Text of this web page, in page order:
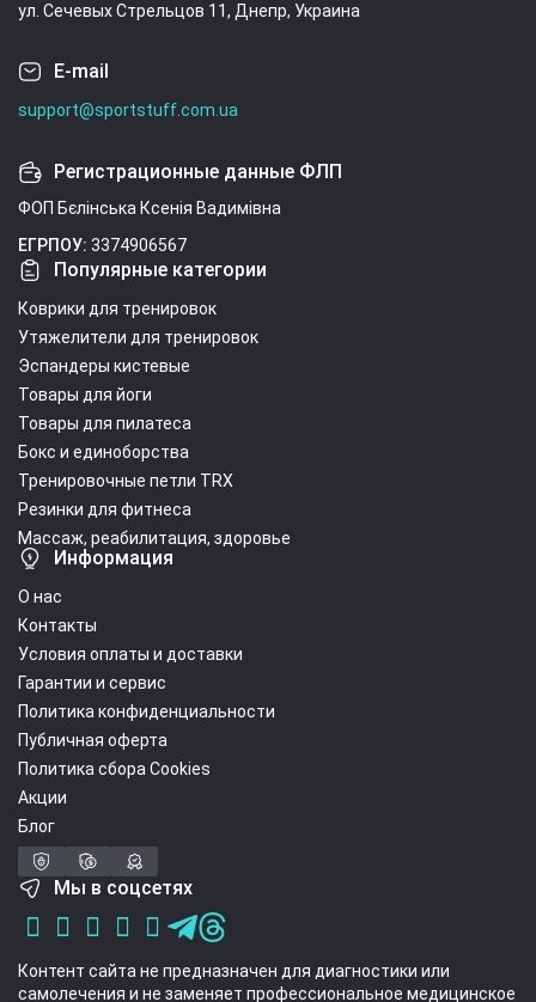
ул. Сечевых Стрельцов 11, Днепр, Украина
E-mail
support@sportstuff.com.ua
Регистрационные данные ФЛП
ФОП Бєлінська Ксенія Вадимівна
ЕГРПОУ: 3374906567
Популярные категории
Коврики для тренировок
Утяжелители для тренировок
Эспандеры кистевые
Товары для йоги
Товары для пилатеса
Бокс и единоборства
Тренировочные петли TRX
Резинки для фитнеса
Массаж, реабилитация, здоровье
Информация
О нас
Контакты
Условия оплаты и доставки
Гарантии и сервис
Политика конфиденциальности
Публичная оферта
Политика сбора Cookies
Акции
Блог
Мы в соцсетях
Контент сайта не предназначен для диагностики или
самолечения и не заменяет профессиональное медицинское